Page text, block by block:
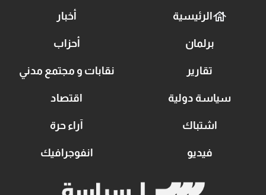
الرئيسية أخبار
برلمان أحزاب
تقارير نقابات و مجتمع مدني
سياسة دولية اقتصاد
اشتباك آراء حرة
فيديو انفوجرافيك